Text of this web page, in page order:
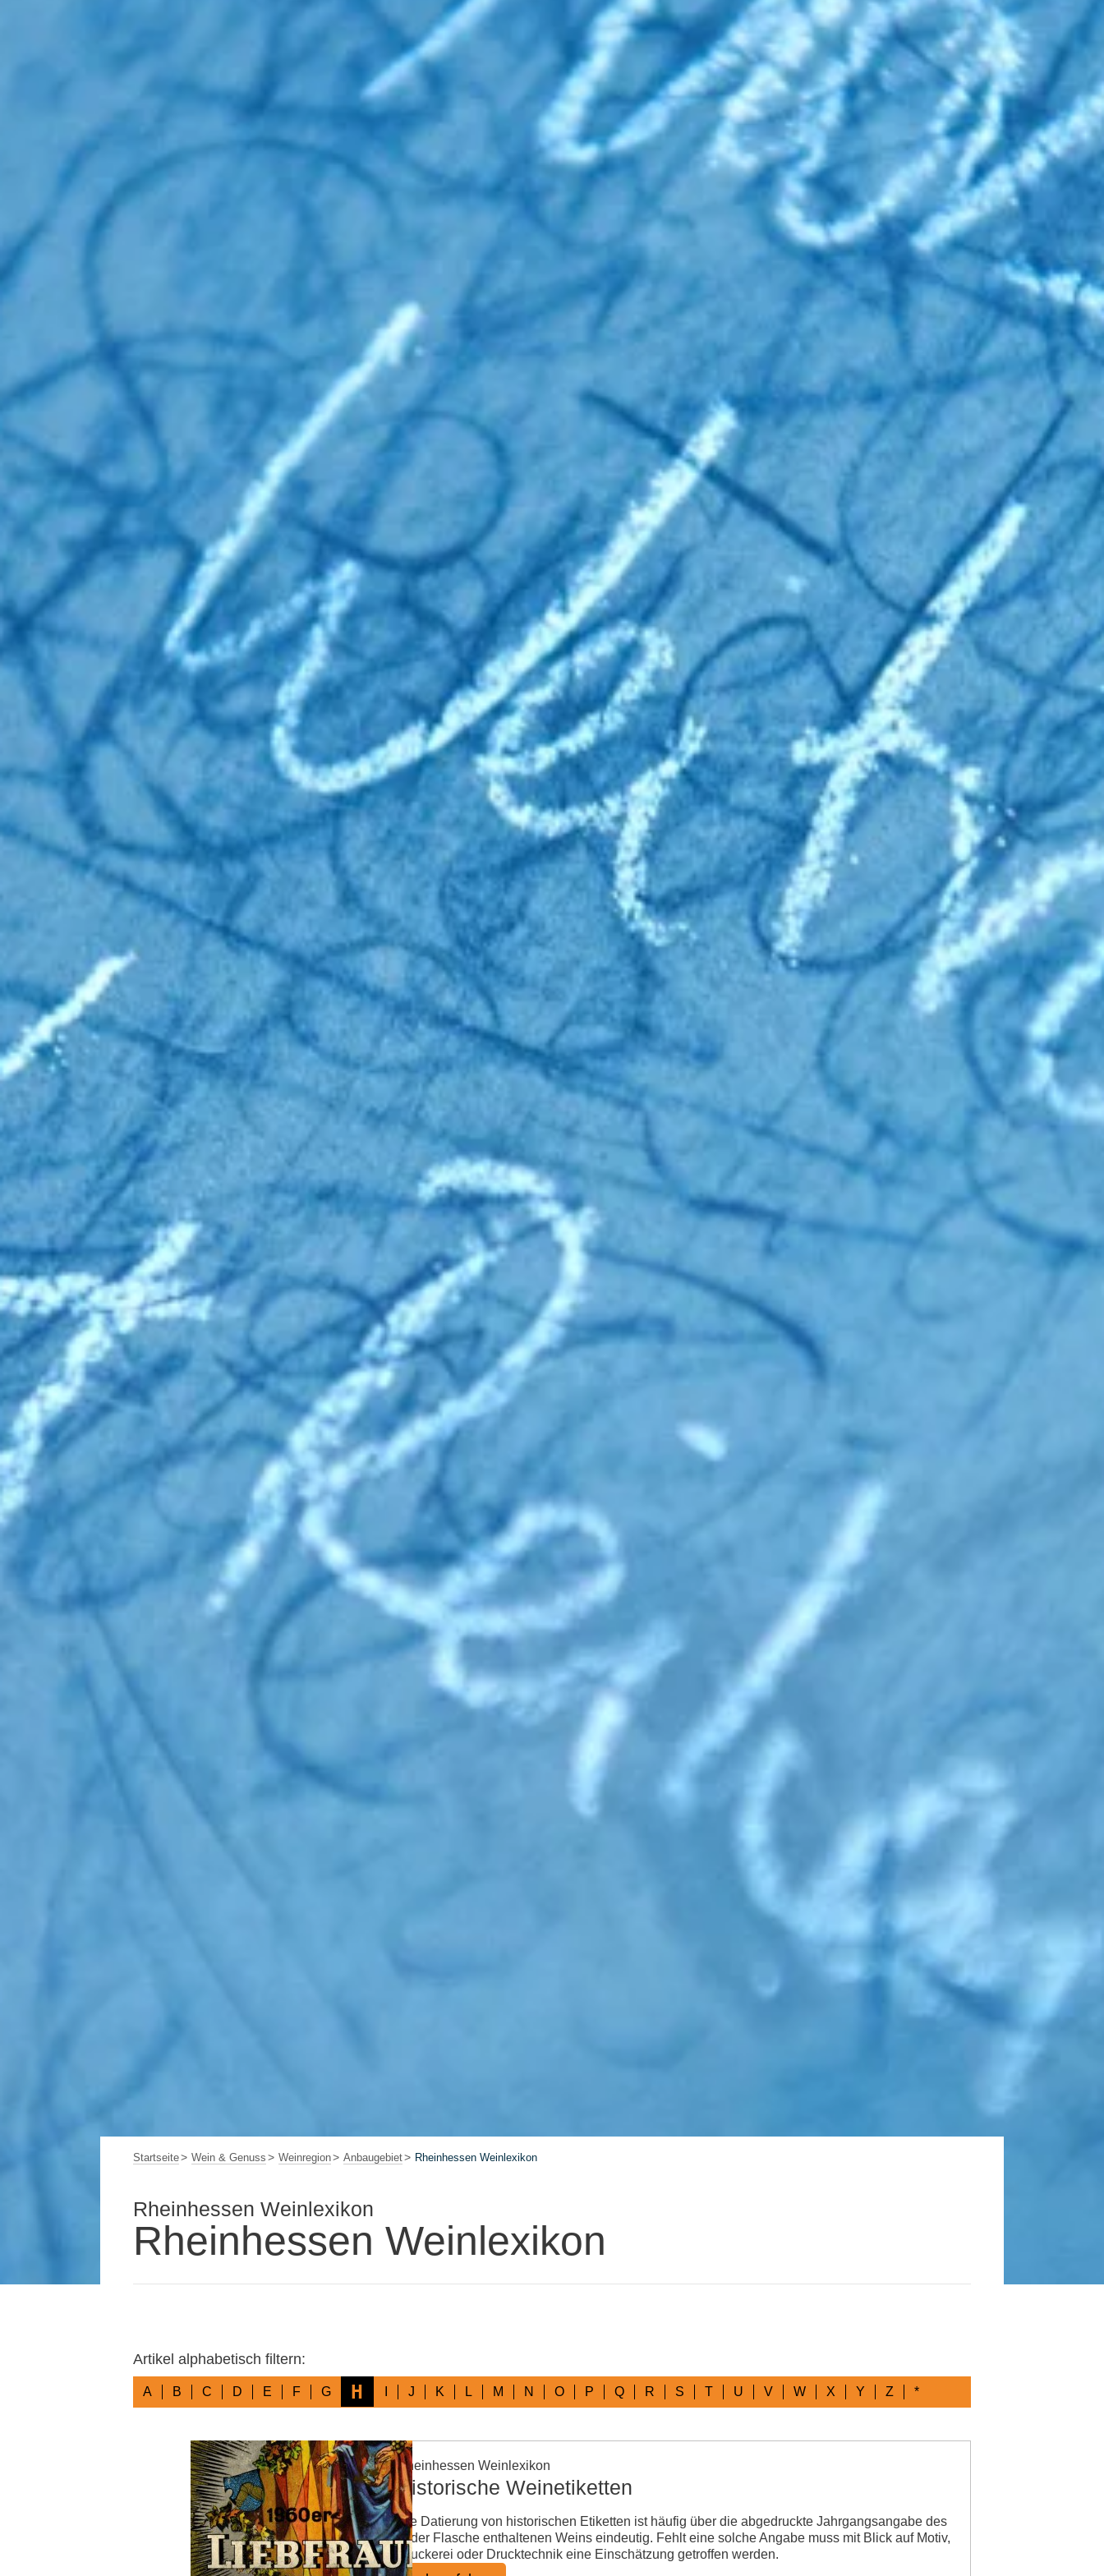
Startseite Wein & Genuss Weinregion Anbaugebiet Rheinhessen Weinlexikon
Rheinhessen Weinlexikon
Rheinhessen Weinlexikon
Artikel alphabetisch filtern:
A B C D E F G H J K L M N O P Q R S T U V W X Y Z *
Rheinhessen Weinlexikon
Historische Weinetiketten
Die Datierung von historischen Etiketten ist häufig über die abgedruckte Jahrgangsangabe des
in der Flasche enthaltenen Weins eindeutig. Fehlt eine solche Angabe muss mit Blick auf Motiv,
Druckerei oder Drucktechnik eine Einschätzung getroffen werden.